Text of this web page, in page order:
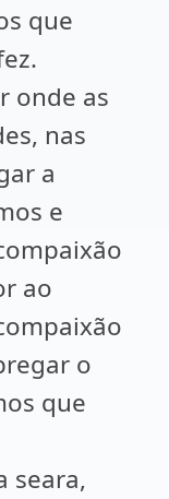
que
onde as
nas
a
e
ao
o
que
seara,